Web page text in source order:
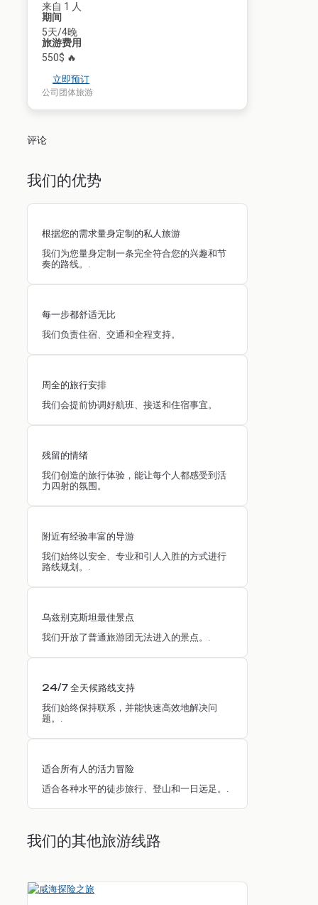
来自 1 人
期间
5天/4晚
旅游费用
550$ 🔥
立即预订
公司团体旅游
评论
我们的优势
根据您的需求量身定制的私人旅游
我们为您量身定制一条完全符合您的兴趣和节
奏的路线。.
每一步都舒适无比
我们负责住宿、交通和全程支持。
周全的旅行安排
我们会提前协调好航班、接送和住宿事宜。
残留的情绪
我们创造的旅行体验，能让每个人都感受到活
力四射的氛围。
附近有经验丰富的导游
我们始终以安全、专业和引人入胜的方式进行
路线规划。.
乌兹别克斯坦最佳景点
我们开放了普通旅游团无法进入的景点。.
24/7 全天候路线支持
我们始终保持联系，并能快速高效地解决问
题。.
适合所有人的活力冒险
适合各种水平的徒步旅行、登山和一日远足。.
我们的其他旅游线路